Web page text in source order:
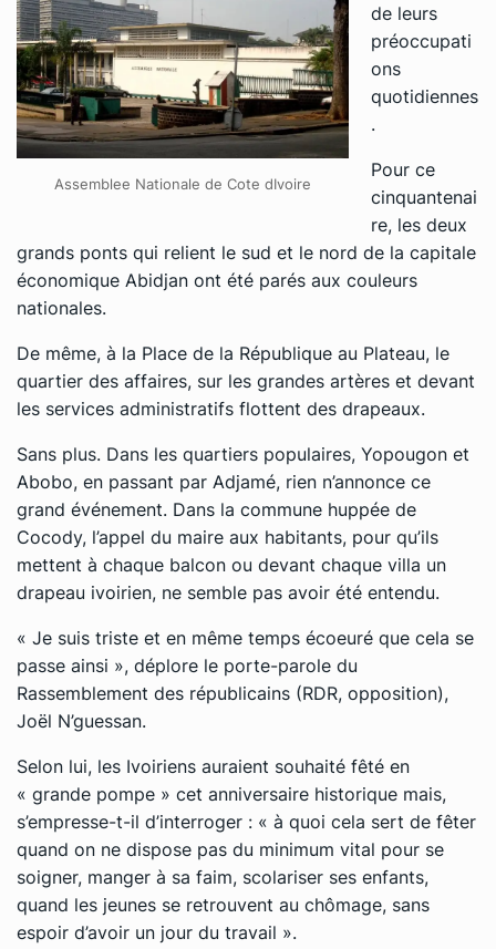
Assemblee Nationale de Cote dIvoire
de leurs
préoccupati
ons
quotidiennes
.
Pour ce
cinquantenai
re, les deux
grands ponts qui relient le sud et le nord de la capitale
économique Abidjan ont été parés aux couleurs
nationales.
De même, à la Place de la République au Plateau, le
quartier des affaires, sur les grandes artères et devant
les services administratifs flottent des drapeaux.
Sans plus. Dans les quartiers populaires, Yopougon et
Abobo, en passant par Adjamé, rien n’annonce ce
grand événement. Dans la commune huppée de
Cocody, l’appel du maire aux habitants, pour qu’ils
mettent à chaque balcon ou devant chaque villa un
drapeau ivoirien, ne semble pas avoir été entendu.
« Je suis triste et en même temps écoeuré que cela se
passe ainsi », déplore le porte-parole du
Rassemblement des républicains (RDR, opposition),
Joël N’guessan.
Selon lui, les Ivoiriens auraient souhaité fêté en
« grande pompe » cet anniversaire historique mais,
s’empresse-t-il d’interroger : « à quoi cela sert de fêter
quand on ne dispose pas du minimum vital pour se
soigner, manger à sa faim, scolariser ses enfants,
quand les jeunes se retrouvent au chômage, sans
espoir d’avoir un jour du travail ».